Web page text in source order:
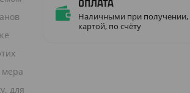
Оплата
Наличными при получении,
картой, по счёту
мера
для